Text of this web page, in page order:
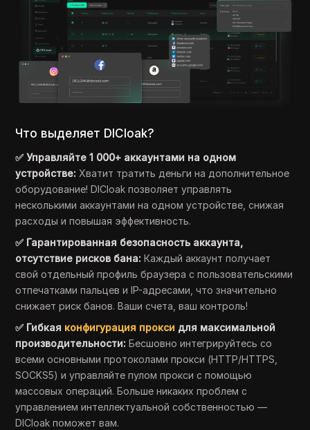
Что выделяет DICloak?
✅ Управляйте 1 000+ аккаунтами на одном
устройстве: Хватит тратить деньги на дополнительное
оборудование! DICloak позволяет управлять
несколькими аккаунтами на одном устройстве, снижая
расходы и повышая эффективность.
✅ Гарантированная безопасность аккаунта,
отсутствие рисков бана: Каждый аккаунт получает
свой отдельный профиль браузера с пользовательскими
отпечатками пальцев и IP-адресами, что значительно
снижает риск банов. Ваши счета, ваш контроль!
✅ Гибкая конфигурация прокси для максимальной
производительности: Бесшовно интегрируйтесь со
всеми основными протоколами прокси (HTTP/HTTPS,
SOCKS5) и управляйте пулом прокси с помощью
массовых операций. Больше никаких проблем с
управлением интеллектуальной собственностью —
DICloak поможет вам.